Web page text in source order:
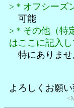
>＊オフシー
可能
>＊その他（特
はここに記入し
特にありませ
よろしくお願い